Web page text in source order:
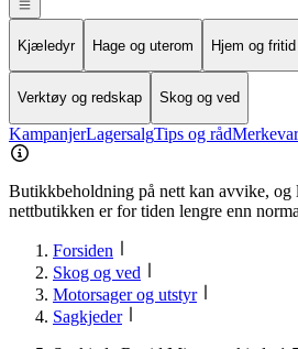
Kjæledyr Hage og uterom Hjem og fritid
Verktøy og redskap Skog og ved
KampanjerLagersalgTips og råd
Butikkbeholdning på nett kan avvike, og
nettbutikken er for tiden lengre enn
Forsiden
Skog og ved
Motorsager og utstyr
Sagkjeder